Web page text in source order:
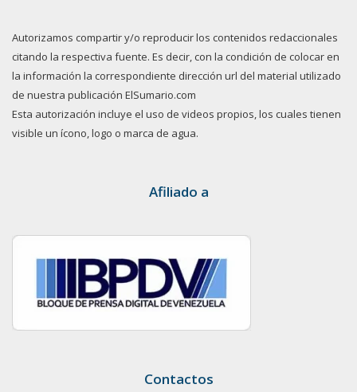
Autorizamos compartir y/o reproducir los contenidos redaccionales
citando la respectiva fuente. Es decir, con la condición de colocar en
la información la correspondiente dirección url del material utilizado
de nuestra publicación ElSumario.com
Esta autorización incluye el uso de videos propios, los cuales tienen
visible un ícono, logo o marca de agua.
Afiliado a
Contactos